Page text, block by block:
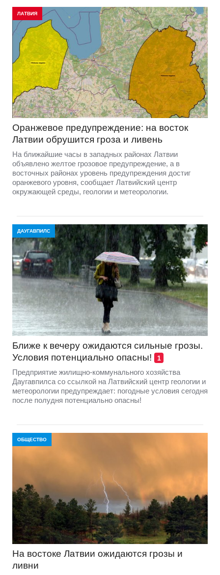
ЛАТВИЯ
Оранжевое предупреждение: на восток
Латвии обрушится гроза и ливень
На ближайшие часы в западных районах Латвии
объявлено желтое грозовое предупреждение, а в
восточных районах уровень предупреждения достиг
оранжевого уровня, сообщает Латвийский центр
окружающей среды, геологии и метеорологии.
ДАУГАВПИЛС
Ближе к вечеру ожидаются сильные грозы.
Условия потенциально опасны!
1
Предприятие жилищно-коммунального хозяйства
Даугавпилса со ссылкой на Латвийский центр геологии и
метеорологии предупреждает: погодные условия сегодня
после полудня потенциально опасны!
ОБЩЕСТВО
На востоке Латвии ожидаются грозы и
ливни